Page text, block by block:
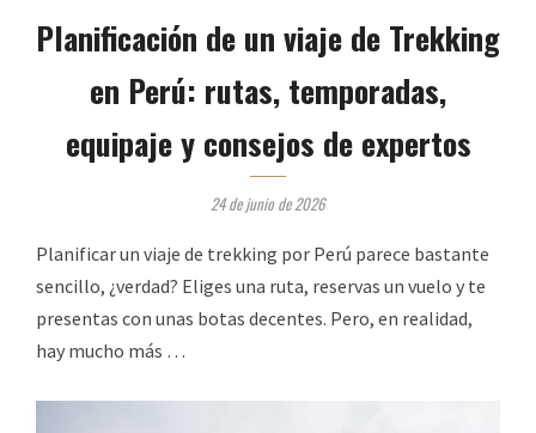
Planificación de un viaje de Trekking
en Perú: rutas, temporadas,
equipaje y consejos de expertos
24 de junio de 2026
Planificar un viaje de trekking por Perú parece bastante
sencillo, ¿verdad? Eliges una ruta, reservas un vuelo y te
presentas con unas botas decentes. Pero, en realidad,
hay mucho más …